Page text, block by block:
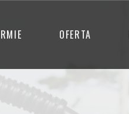
OFERTA